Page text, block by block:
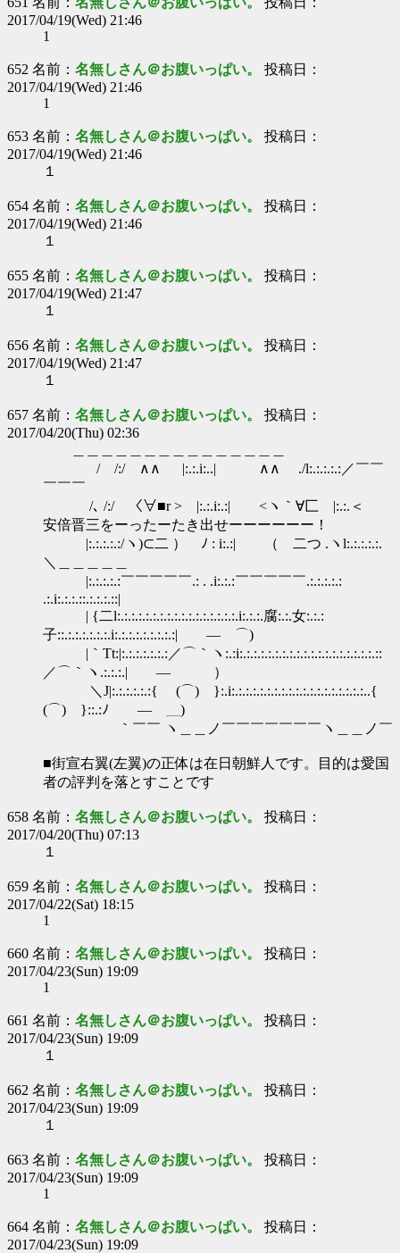
2017/04/19(Wed) 21:46
1
652 名前： 名無しさん＠お腹いっぱい。 投稿日：
2017/04/19(Wed) 21:46
1
653 名前： 名無しさん＠お腹いっぱい。 投稿日：
2017/04/19(Wed) 21:46
１
654 名前： 名無しさん＠お腹いっぱい。 投稿日：
2017/04/19(Wed) 21:46
１
655 名前： 名無しさん＠お腹いっぱい。 投稿日：
2017/04/19(Wed) 21:47
１
656 名前： 名無しさん＠お腹いっぱい。 投稿日：
2017/04/19(Wed) 21:47
１
657 名前： 名無しさん＠お腹いっぱい。 投稿日：
2017/04/20(Thu) 02:36
/ /:/ ∧∧ |:.:.i:..| ∧∧ ./l:.:.:.:.:／￣￣
￣￣￣
/､ /:/ 〈∀■r > |:.:.i:.:| <ヽ｀∀匚 |:.:.＜
安倍晋三をーったーたき出せーーーーーー！
|:.:.:.:.:/ヽ)⊂二 ） ﾉ : i:.:| （ 二つ .ヽl:.:.:.:.:.
＼＿＿＿＿＿
|:.:.:.:.:￣￣￣￣￣.: . .i:.:.:￣￣￣￣￣.:.:.:.:.:
.:.i:.:.:.::.:.:.:.::|
| {二l:.:.:.:.:.:.:.:.:.:.:.:.:.:.:.:.:.i:.:.:.腐:.:.女:.:.:
子::.:.:.:.:.:.:.i:.:.:.:.:.:.:.:.:| ― ⌒)
|｀Tt:|:.:.:.:.:.:.:／⌒｀ヽ:.:i:.:.:.:.:.:.:.:.:.:.:.:.:.:.:.:.:.:.:.::
／⌒｀ヽ.:.:.:.| ― ）
＼J|:.:.:.:.:.:{ (⌒) }:.i:.:.:.:.:.:.:.:.:.:.:.:.:.:.:.:.:.:.:..{
(⌒) }::.:ﾉ ― ＿)
｀￣￣ ヽ＿＿ノ￣￣￣￣￣￣￣ヽ＿＿ノ￣
■街宣右翼(左翼)の正体は在日朝鮮人です。目的は愛国
者の評判を落とすことです
658 名前： 名無しさん＠お腹いっぱい。 投稿日：
2017/04/20(Thu) 07:13
１
659 名前： 名無しさん＠お腹いっぱい。 投稿日：
2017/04/22(Sat) 18:15
1
660 名前： 名無しさん＠お腹いっぱい。 投稿日：
2017/04/23(Sun) 19:09
1
661 名前： 名無しさん＠お腹いっぱい。 投稿日：
2017/04/23(Sun) 19:09
１
662 名前： 名無しさん＠お腹いっぱい。 投稿日：
2017/04/23(Sun) 19:09
１
663 名前： 名無しさん＠お腹いっぱい。 投稿日：
2017/04/23(Sun) 19:09
1
664 名前： 名無しさん＠お腹いっぱい。 投稿日：
2017/04/23(Sun) 19:09